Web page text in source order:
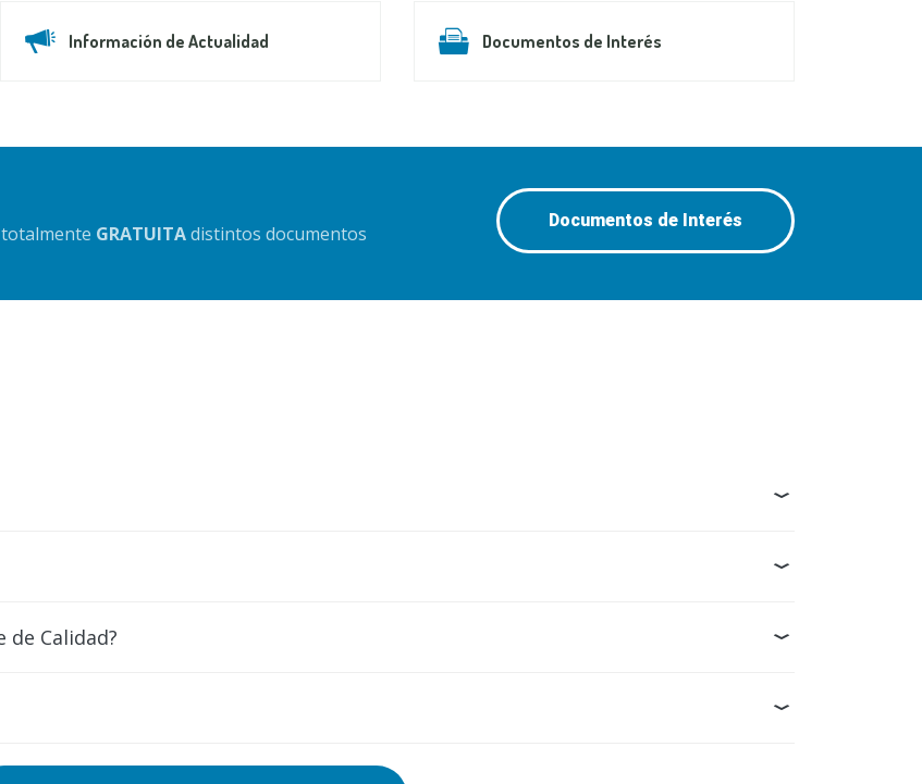
Información de Actualidad Documentos de Interés
GRATUITAdistintos documentos
Documentos de Interés
de Calidad?